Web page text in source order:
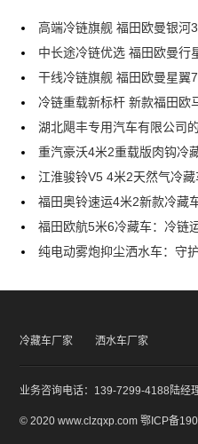
高端冷链旗舰 福田欧曼银河
中长途冷链优选 福田欧曼行
干线冷链旗舰 福田欧曼星翼7
冷链重载新标杆 新款福田欧
湖北飓丰专用汽车有限公司
重汽豪沃4米2重载版肉钩冷
江淮骏铃V5 4米2天然气冷
福田奥铃速运4米2新款冷藏
福田欧航5米6冷藏车：冷链
纯电动雾炮抑尘洒水车：守
冷藏车厂家 洒水车厂家
业务咨询电话：139-7299-4188陆经
© 2020 www.clzqxp.com鄂ICP备